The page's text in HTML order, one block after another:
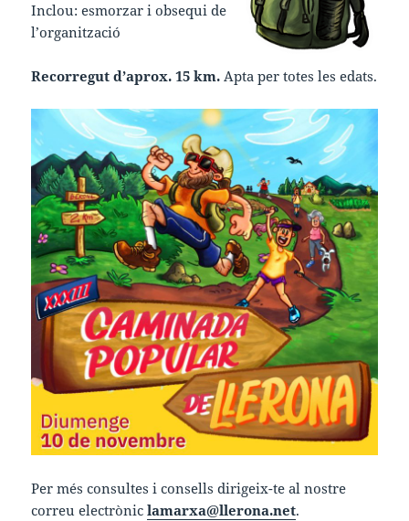
Inclou: esmorzar i obsequi de
l’organització
Recorregut d’aprox. 15 km. Apta per totes les edats.
Per més consultes i consells dirigeix-te al nostre
correu electròniclamarxa@llerona.net.